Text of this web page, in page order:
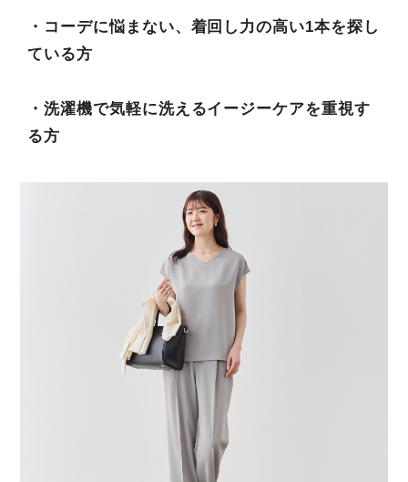
・コーデに悩まない、着回し力の高い1本を探し
ている方
・洗濯機で気軽に洗えるイージーケアを重視す
る方